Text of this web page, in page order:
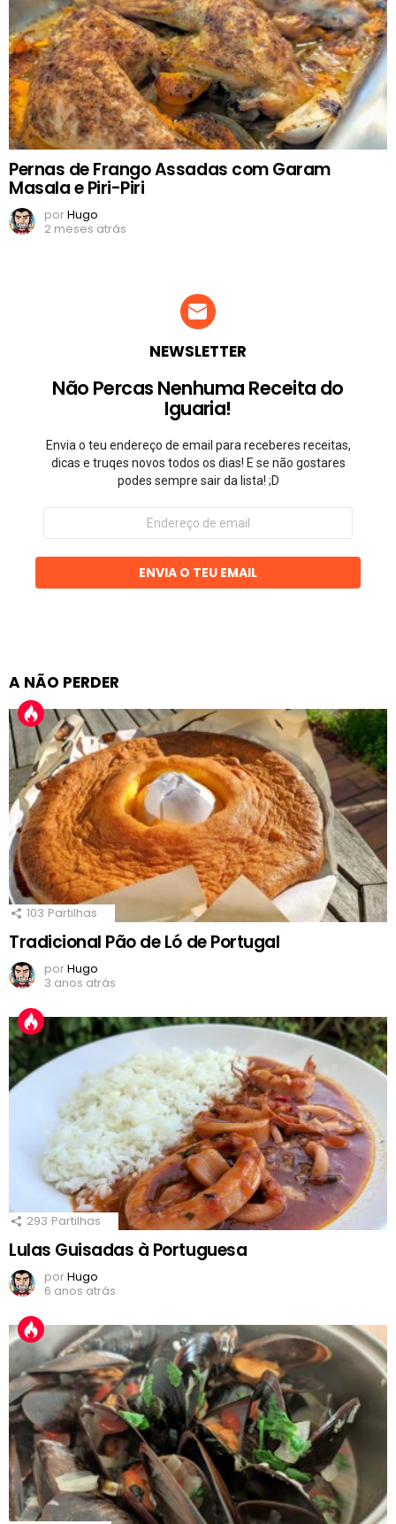
Pernas de Frango Assadas com Garam
Masala e Piri-Piri
porHugo
2 meses atrás
NEWSLETTER
Não Percas Nenhuma Receita do
Iguaria!
Envia o teu endereço de email para receberes receitas,
dicas e truqes novos todos os dias! E se não gostares
podes sempre sair da lista! ;D
Endereço
email
ENVIA O TEU EMAIL
A NÃO PERDER
103 Partilhas
Tradicional Pão de Ló de Portugal
porHugo
3 anos atrás
293 Partilhas
Lulas Guisadas à Portuguesa
porHugo
6 anos atrás